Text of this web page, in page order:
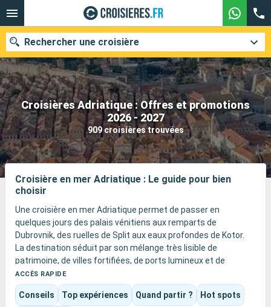
Croisières Adriatique : Offres et promotions
2026 - 2027
909 croisières trouvées
Rechercher une croisière
Nos destinations
Mois de départ
Ports Compagnies
Croisière en mer Adriatique : Le guide pour bien
choisir
Une croisière en mer Adriatique permet de passer en
quelques jours des palais vénitiens aux remparts de
Dubrovnik, des ruelles de Split aux eaux profondes de Kotor.
La destination séduit par son mélange très lisible de
patrimoine, de villes fortifiées, de ports lumineux et de
paysages minéraux qui tombent directement dans la mer.
Selon l’itinéraire choisi, le voyage peut prendre des airs de
grand circuit culturel, de parenthèse balnéaire sur la côte
ACCÈS RAPIDE
Conseils Top expériences Quand partir ? Hot spots